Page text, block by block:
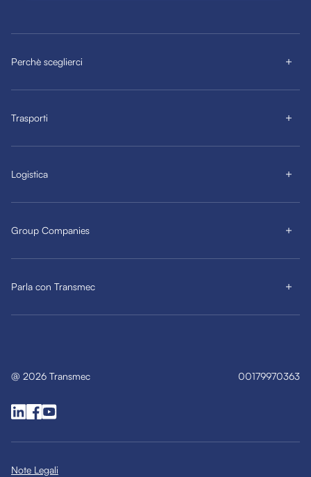
Perchè sceglierci
Trasporti
Logistica
Group Companies
Parla con Transmec
@ 2026 Transmec
Note Legali
00179970363